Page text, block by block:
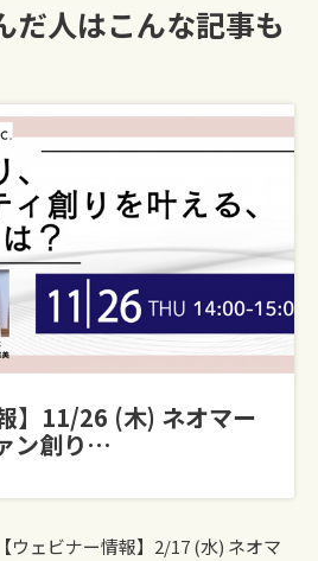
だ人はこんな記事も
】11/26 (木) ネオマー
ン創り…
【ウェビナー情報】2/17 (水) ネオマ